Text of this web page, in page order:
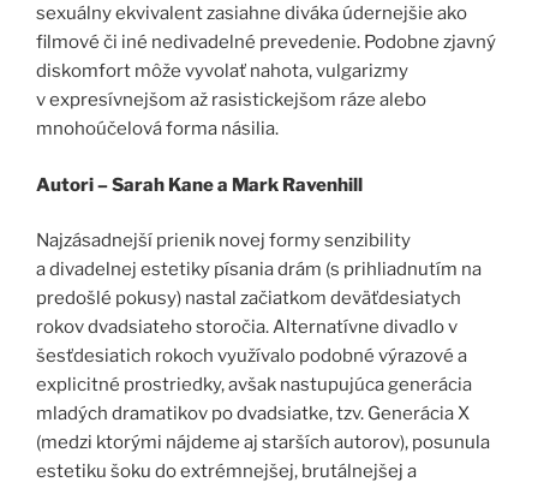
sexuálny ekvivalent zasiahne diváka údernejšie ako
filmové či iné nedivadelné prevedenie. Podobne zjavný
diskomfort môže vyvolať nahota, vulgarizmy
v expresívnejšom až rasistickejšom ráze alebo
mnohoúčelová forma násilia.
Autori – Sarah Kane a Mark Ravenhill
Najzásadnejší prienik novej formy senzibility
a divadelnej estetiky písania drám (s prihliadnutím na
predošlé pokusy) nastal začiatkom deväťdesiatych
rokov dvadsiateho storočia. Alternatívne divadlo v
šesťdesiatich rokoch využívalo podobné výrazové a
explicitné prostriedky, avšak nastupujúca generácia
mladých dramatikov po dvadsiatke, tzv. Generácia X
(medzi ktorými nájdeme aj starších autorov), posunula
estetiku šoku do extrémnejšej, brutálnejšej a